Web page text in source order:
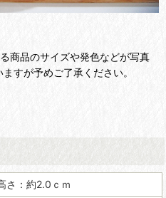
商品のサイズや発色などが写真
すが予めご了承ください。
：約2.0ｃｍ